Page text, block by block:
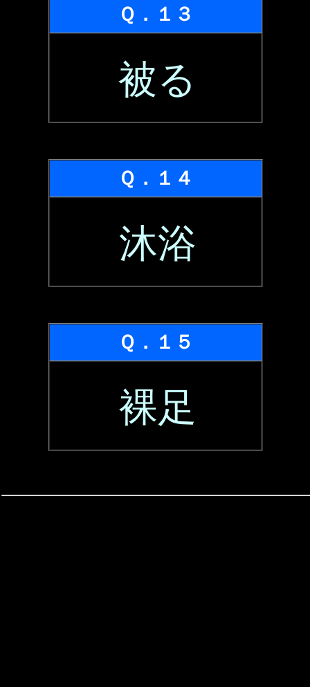
Ｑ．１３
被る
Ｑ．１４
沐浴
Ｑ．１５
裸足